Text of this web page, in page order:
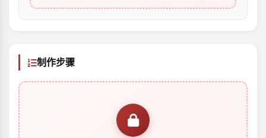
制作步骤